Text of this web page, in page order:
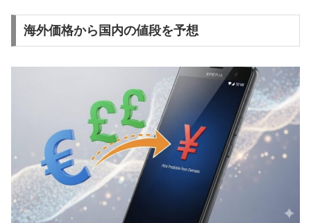
海外価格から国内の値段を予想